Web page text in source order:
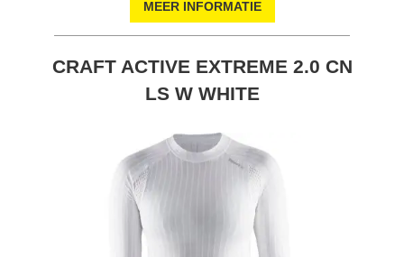
MEER INFORMATIE
CRAFT ACTIVE EXTREME 2.0 CN
LS W WHITE